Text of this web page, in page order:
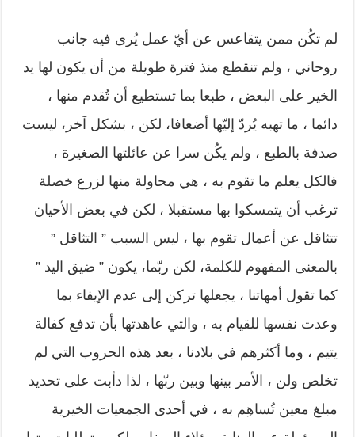
لم تكُن ممن يتقاعس عن أيّ عمل يُرى فيه جانب
روحاني ، ولم تنقطع منذ فترة طويلة من أن يكون لها يد
الخير على البعض ، طبعا بما تستطيع أن تُقدم منها ،
دائما ، ما تهبه يُردّ إليّها أضعافا، لكن ، بشكل آخر، ليست
صدفة بالطبع ، ولم يكُن سرا عن عائلتها الصغيرة ،
فالكل يعلم ما تقوم به ، هي محاولة منها لزرع خصلة
ترغب أن يتمسكوا بها مستقبلا ، لكن في بعض الأحيان
تتثاقل عن أعمال تقوم بها ، ليس السبب ” التثاقل ”
بالمعنى المفهوم للكلمة، لكن ربّما، يكون ” ضيق اليد ”
كما تقول أمهاتنا ، يجعلها تركن إلى عدم الإيفاء بما
وعدت نفسها للقيام به ، والتي عاهدتها بأن تدفع كفالة
يتيم ، وما أكثرهم في بلادنا ، بعد هذه الحروب التي لم
تخلص ولن ، الأمر بينها وبين ربّها ، لذا دأبت على تحديد
مبلغ معين تُساهِم به ، في أحدى الجمعيات الخيرية